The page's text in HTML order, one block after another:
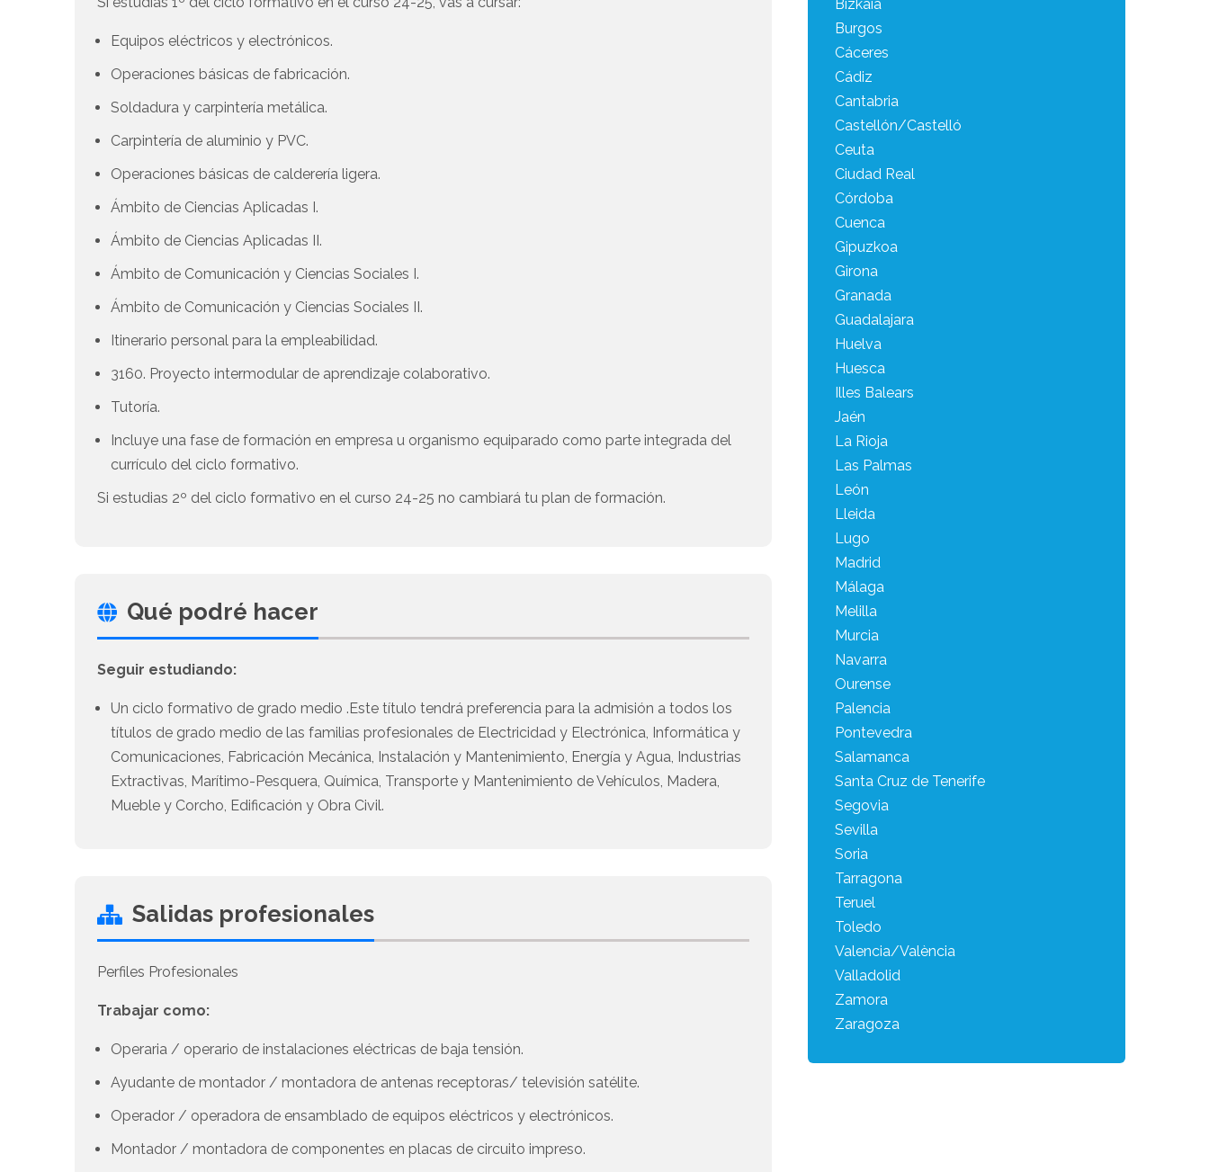
Equipos eléctricos y electrónicos.
Operaciones básicas de fabricación.
Soldadura y carpintería metálica.
Carpintería de aluminio y PVC.
Operaciones básicas de calderería ligera.
Ámbito de Ciencias Aplicadas I.
Ámbito de Ciencias Aplicadas II.
Ámbito de Comunicación y Ciencias Sociales I.
Ámbito de Comunicación y Ciencias Sociales II.
Itinerario personal para la empleabilidad.
3160. Proyecto intermodular de aprendizaje colaborativo.
Tutoría.
Incluye una fase de formación en empresa u organismo equiparado como parte integrada del
currículo del ciclo formativo.
Si estudias 2º del ciclo formativo en el curso 24-25 no cambiará tu plan de formación.
Qué podré hacer
Seguir estudiando:
Un ciclo formativo de grado medio .Este título tendrá preferencia para la admisión a todos los
títulos de grado medio de las familias profesionales de Electricidad y Electrónica, Informática y
Comunicaciones, Fabricación Mecánica, Instalación y Mantenimiento, Energía y Agua, Industrias
Extractivas, Marítimo-Pesquera, Química, Transporte y Mantenimiento de Vehículos, Madera,
Mueble y Corcho, Edificación y Obra Civil.
Salidas profesionales
Perfiles Profesionales
Trabajar como:
Operaria / operario de instalaciones eléctricas de baja tensión.
Ayudante de montador / montadora de antenas receptoras/ televisión satélite.
Operador / operadora de ensamblado de equipos eléctricos y electrónicos.
Montador / montadora de componentes en placas de circuito impreso.
Bizkaia
Burgos
Cáceres
Cádiz
Cantabria
Castellón/Castelló
Ceuta
Ciudad Real
Córdoba
Cuenca
Gipuzkoa
Girona
Granada
Guadalajara
Huelva
Huesca
Illes Balears
Jaén
La Rioja
Las Palmas
León
Lleida
Lugo
Madrid
Málaga
Melilla
Murcia
Navarra
Ourense
Palencia
Pontevedra
Salamanca
Santa Cruz de Tenerife
Segovia
Sevilla
Soria
Tarragona
Teruel
Toledo
Valencia/València
Valladolid
Zamora
Zaragoza